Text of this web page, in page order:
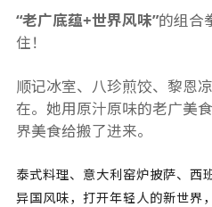
“老广底蕴+世界风味”的组合
住！
顺记冰室、八珍煎饺、黎恩
在。她用原汁原味的老广美
界美食给搬了进来。
泰式料理、意大利窑炉披萨、西
异国风味，打开年轻人的新世界